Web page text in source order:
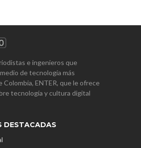
e ingenieros que
de tecnología más
ENTER, que le ofrece
tecnología y cultura digital
DESTACADAS